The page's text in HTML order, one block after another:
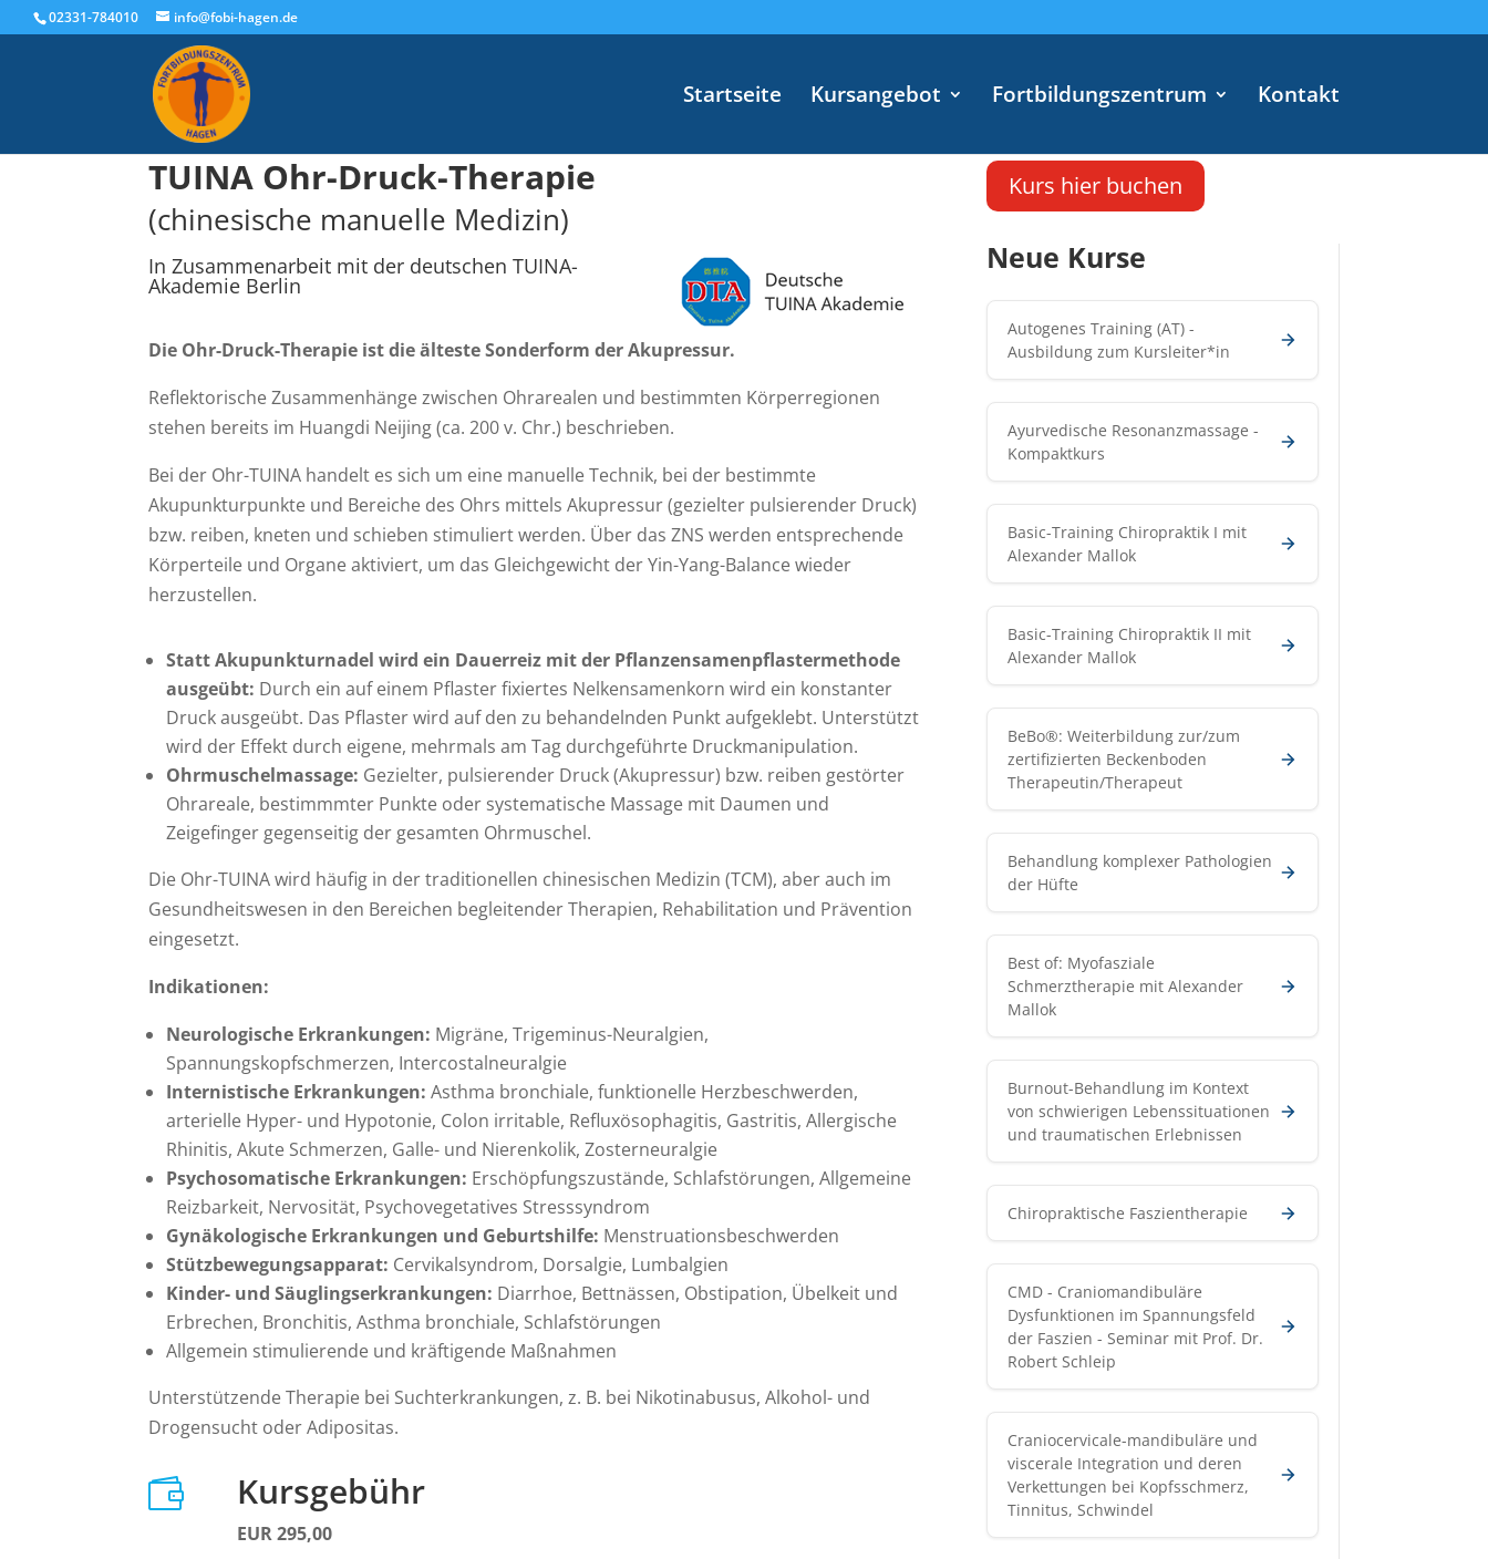
02331-784010 info@fobi-hagen.de
Startseite Kursangebot Fortbildungszentrum Kontakt
TUINA Ohr-Druck-Therapie
(chinesische manuelle Medizin)
In Zusammenarbeit mit der deutschen TUINA-
Akademie Berlin
Die Ohr-Druck-Therapie ist die älteste Sonderform der Akupressur.
Reflektorische Zusammenhänge zwischen Ohrarealen und bestimmten Körperregionen
stehen bereits im Huangdi Neijing (ca. 200 v. Chr.) beschrieben.
Bei der Ohr-TUINA handelt es sich um eine manuelle Technik, bei der bestimmte
Akupunkturpunkte und Bereiche des Ohrs mittels Akupressur (gezielter pulsierender Druck)
bzw. reiben, kneten und schieben stimuliert werden. Über das ZNS werden entsprechende
Körperteile und Organe aktiviert, um das Gleichgewicht der Yin-Yang-Balance wieder
herzustellen.
Statt Akupunkturnadel wird ein Dauerreiz mit der Pflanzensamenpflastermethode
ausgeübt: Durch ein auf einem Pflaster fixiertes Nelkensamenkorn wird ein konstanter
Druck ausgeübt. Das Pflaster wird auf den zu behandelnden Punkt aufgeklebt. Unterstützt
wird der Effekt durch eigene, mehrmals am Tag durchgeführte Druckmanipulation.
Ohrmuschelmassage: Gezielter, pulsierender Druck (Akupressur) bzw. reiben gestörter
Ohrareale, bestimmmter Punkte oder systematische Massage mit Daumen und
Zeigefinger gegenseitig der gesamten Ohrmuschel.
Die Ohr-TUINA wird häufig in der traditionellen chinesischen Medizin (TCM), aber auch im
Gesundheitswesen in den Bereichen begleitender Therapien, Rehabilitation und Prävention
eingesetzt.
Indikationen:
Neurologische Erkrankungen: Migräne, Trigeminus-Neuralgien,
Spannungskopfschmerzen, Intercostalneuralgie
Internistische Erkrankungen: Asthma bronchiale, funktionelle Herzbeschwerden,
arterielle Hyper- und Hypotonie, Colon irritable, Refluxösophagitis, Gastritis, Allergische
Rhinitis, Akute Schmerzen, Galle- und Nierenkolik, Zosterneuralgie
Psychosomatische Erkrankungen: Erschöpfungszustände, Schlafstörungen, Allgemeine
Reizbarkeit, Nervosität, Psychovegetatives Stresssyndrom
Gynäkologische Erkrankungen und Geburtshilfe: Menstruationsbeschwerden
Stützbewegungsapparat: Cervikalsyndrom, Dorsalgie, Lumbalgien
Kinder- und Säuglingserkrankungen: Diarrhoe, Bettnässen, Obstipation, Übelkeit und
Erbrechen, Bronchitis, Asthma bronchiale, Schlafstörungen
Allgemein stimulierende und kräftigende Maßnahmen
Unterstützende Therapie bei Suchterkrankungen, z. B. bei Nikotinabusus, Alkohol- und
Drogensucht oder Adipositas.
 Kursgebühr
EUR 295,00
Kurs hier buchen
Neue Kurse
Autogenes Training (AT) -
Ausbildung zum Kursleiter*in
Ayurvedische Resonanzmassage -
Kompaktkurs
Basic-Training Chiropraktik I mit
Alexander Mallok
Basic-Training Chiropraktik II mit
Alexander Mallok
BeBo®: Weiterbildung zur/zum
zertifizierten Beckenboden
Therapeutin/Therapeut
Behandlung komplexer Pathologien
der Hüfte
Best of: Myofasziale
Schmerztherapie mit Alexander
Mallok
Burnout-Behandlung im Kontext
von schwierigen Lebenssituationen
und traumatischen Erlebnissen
Chiropraktische Faszientherapie
CMD - Craniomandibuläre
Dysfunktionen im Spannungsfeld
der Faszien - Seminar mit Prof. Dr.
Robert Schleip
Craniocervicale-mandibuläre und
viscerale Integration und deren
Verkettungen bei Kopfsschmerz,
Tinnitus, Schwindel